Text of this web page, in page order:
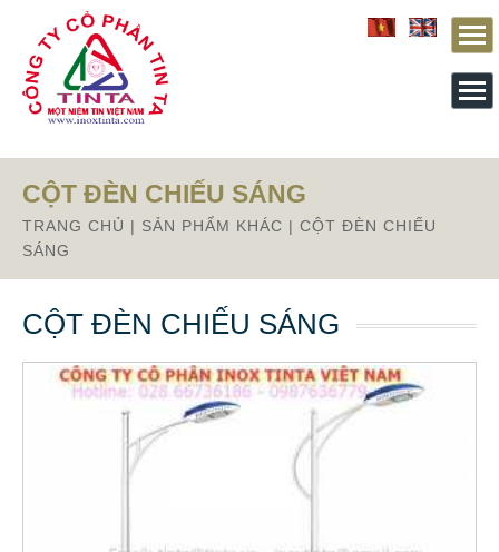
Từ mục này trở xuống là mã nguồn Zalo
CỘT ĐÈN CHIẾU SÁNG
TRANG CHỦ | SẢN PHẨM KHÁC | CỘT ĐÈN CHIẾU
SÁNG
CỘT ĐÈN CHIẾU SÁNG